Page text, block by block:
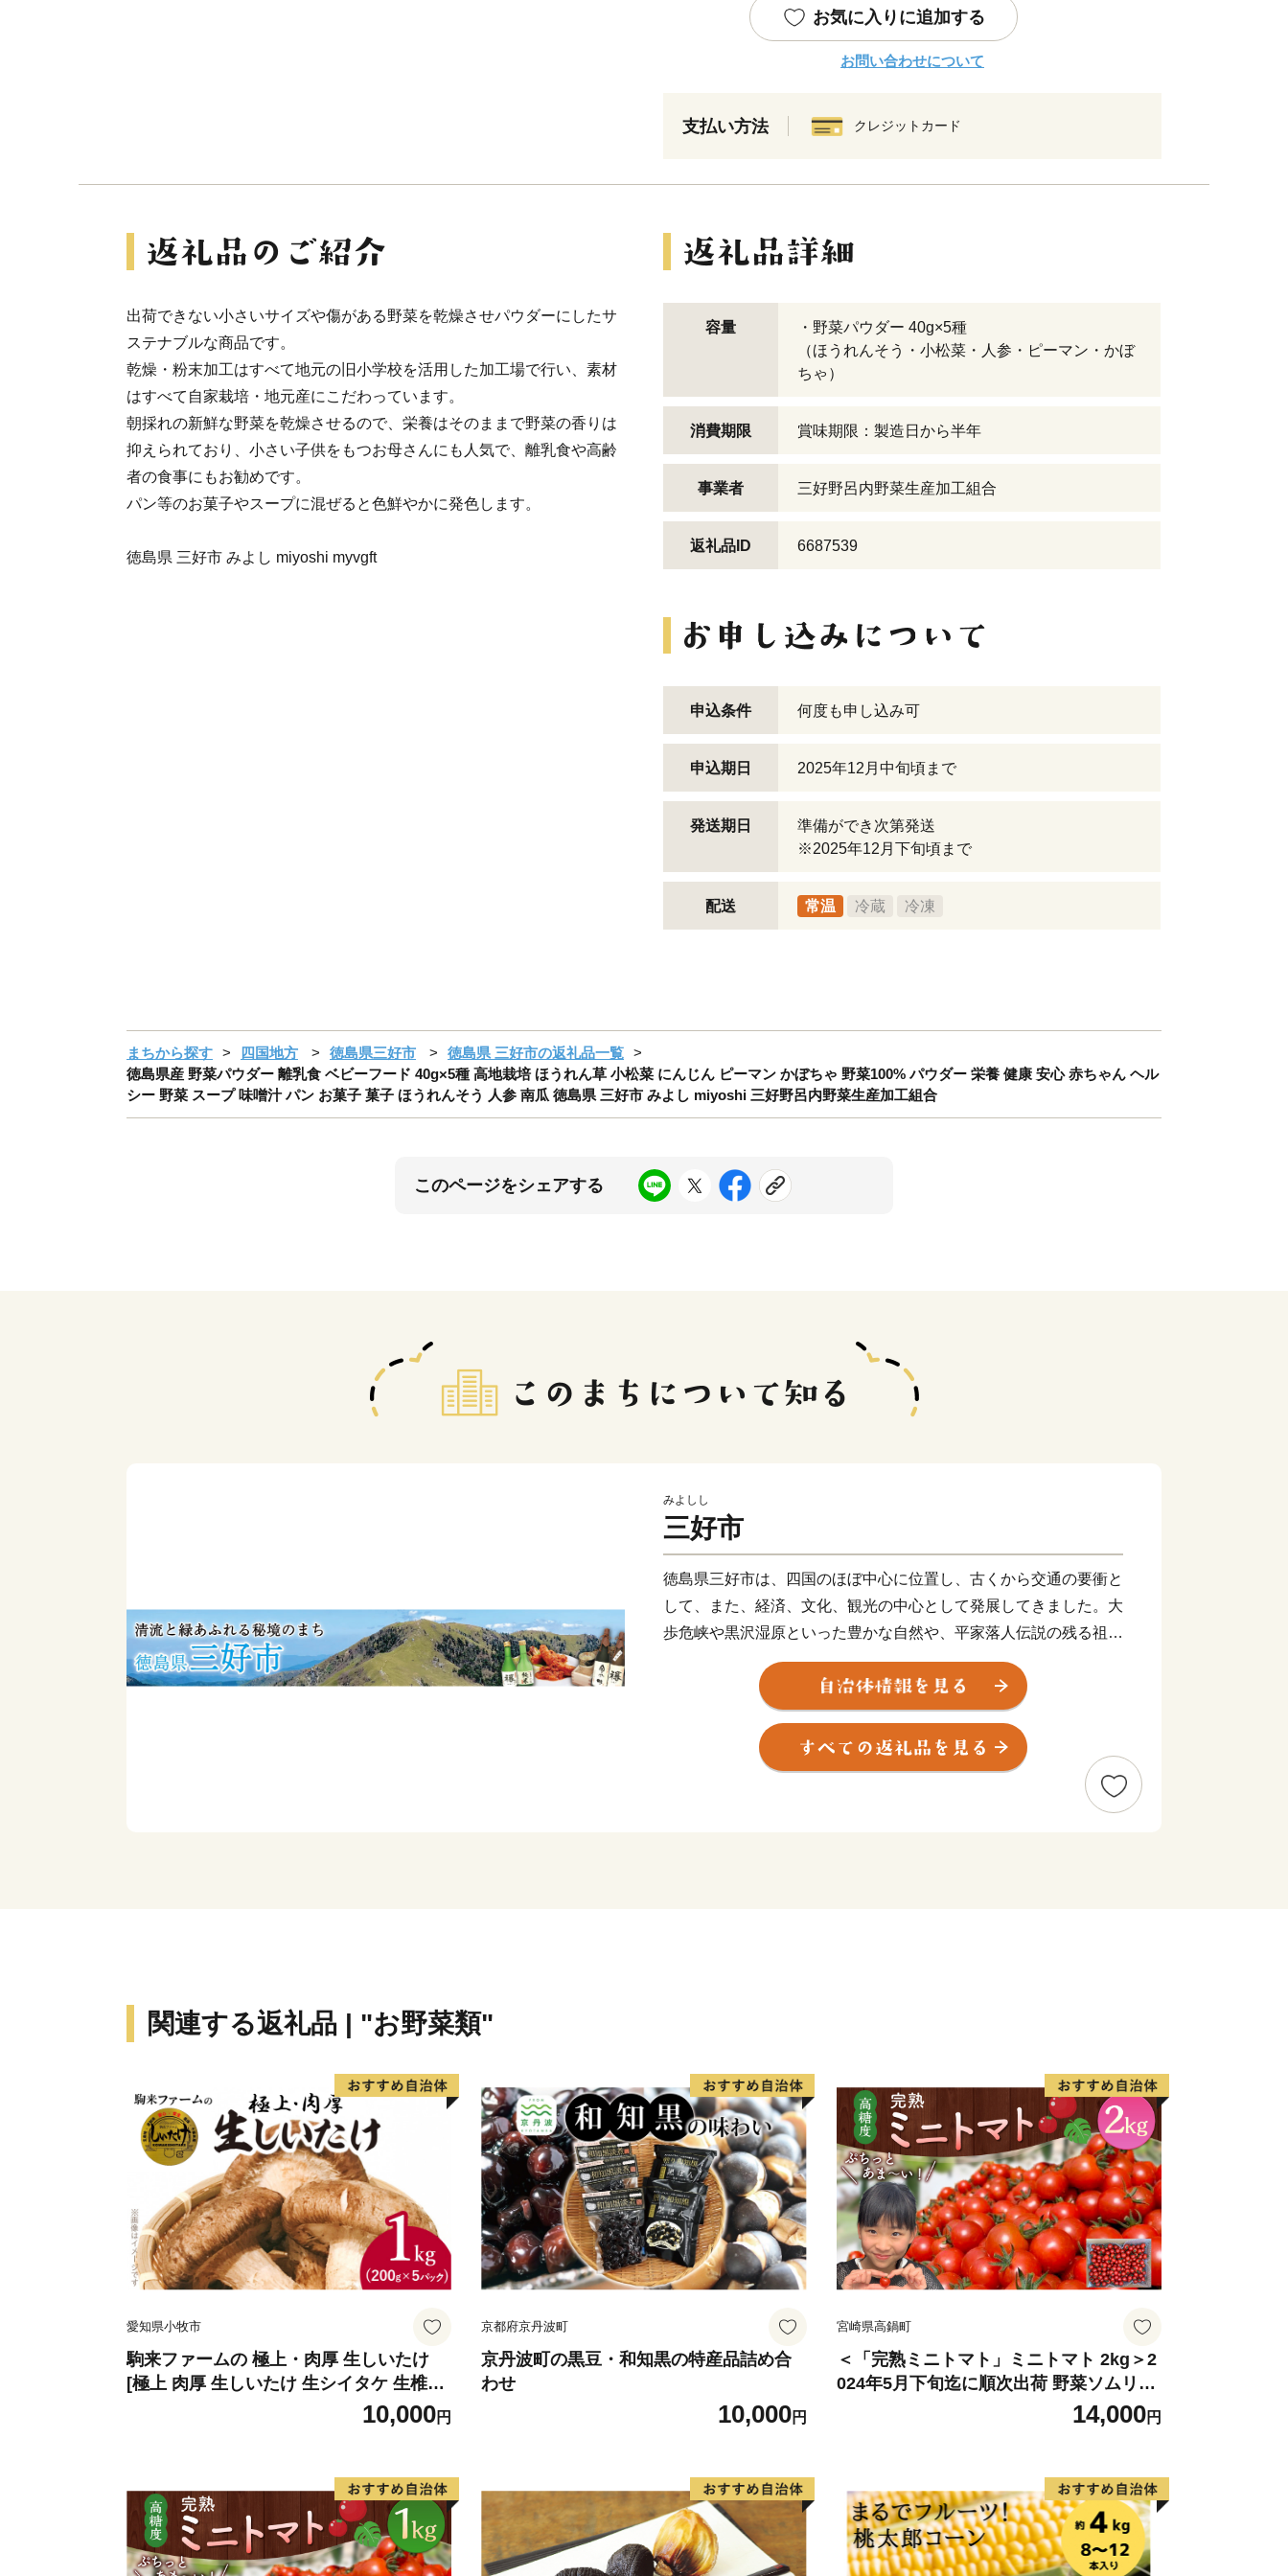
お気に入りに追加する
お問い合わせについて
支払い方法 クレジットカード
出荷できない小さいサイズや傷がある野菜を乾燥させパウダーにしたサ
ステナブルな商品です。
乾燥・粉末加工はすべて地元の旧小学校を活用した加工場で行い、素材
はすべて自家栽培・地元産にこだわっています。
朝採れの新鮮な野菜を乾燥させるので、栄養はそのままで野菜の香りは
抑えられており、小さい子供をもつお母さんにも人気で、離乳食や高齢
者の食事にもお勧めです。
パン等のお菓子やスープに混ぜると色鮮やかに発色します。
徳島県 三好市 みよし miyoshi myvgft
容量
・野菜パウダー 40g×5種
（ほうれんそう・小松菜・人参・ピーマン・かぼ
ちゃ）
消費期限 賞味期限：製造日から半年
事業者 三好野呂内野菜生産加工組合
返礼品ID 6687539
申込条件 何度も申し込み可
申込期日 2025年12月中旬頃まで
発送期日
準備ができ次第発送
※2025年12月下旬頃まで
配送 常温 冷蔵 冷凍
まちから探す 四国地方 徳島県三好市
徳島県 三好市の返礼品一覧
徳島県産 野菜パウダー 離乳食 ベビーフード 40g×5種 高地栽培 ほうれん草 小松菜 にんじん ピーマン かぼちゃ 野菜100% パウダー 栄養 健康 安心 赤ちゃん ヘル
シー 野菜 スープ 味噌汁 パン お菓子 菓子 ほうれんそう 人参 南瓜 徳島県 三好市 みよし miyoshi 三好野呂内野菜生産加工組合
このページをシェアする
みよしし
三好市
徳島県三好市は、四国のほぼ中心に位置し、古くから交通の要衝と
して、また、経済、文化、観光の中心として発展してきました。大
歩危峡や黒沢湿原といった豊かな自然や、平家落人伝説の残る祖谷
のかずら橋など、歴史的文化遺産の多く残るまちです。また阿波踊
りや祖谷平家祭りなど四季折々に様々なイベントがあります。近年
はラフティングやウェイクボードなどウォータースポーツを楽しめ
るまちとしても人気を集めています。ぜひ多くの皆様にお越しいた
だき三好市を楽しんでいただければと思います。
関連する返礼品 | "お野菜類"
愛知県小牧市
駒来ファームの 極上・肉厚 生しいたけ
[極上 肉厚 生しいたけ 生シイタケ 生椎茸
安心 安全 国産 採れたて 新鮮 きのこ 野
10,000円
京都府京丹波町
京丹波町の黒豆・和知黒の特産品詰め合
わせ
10,000円
宮崎県高鍋町
＜「完熟ミニトマト」ミニトマト 2kg＞2
024年5月下旬迄に順次出荷 野菜ソムリエ
サミット アルル・リリカ共に銀賞受
賞！！(2023年11月開催)1回食べてみらん
14,000円